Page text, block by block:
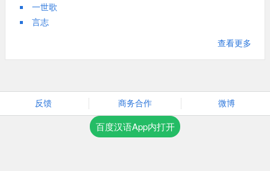
一世歌
言志
查看更多
百度汉语App内打开
反馈 商务合作 微博